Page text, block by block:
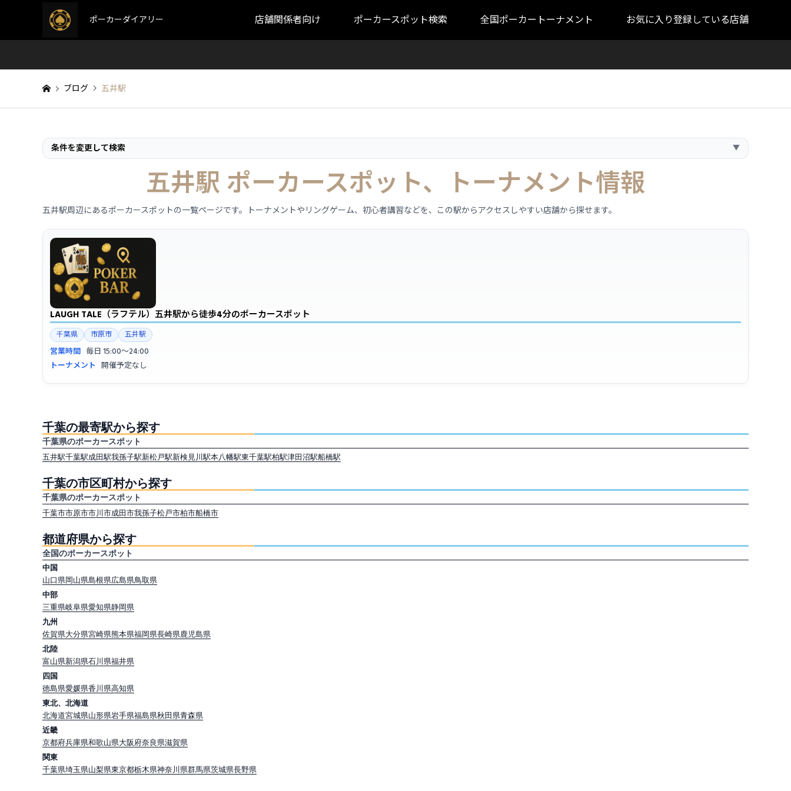
ポーカーダイアリー 店舗関係者向け ポーカースポット検索 全国ポーカートーナメント お気に入り登録している店舗
ブログ 五井駅
条件を変更して検索 ▼
五井駅 ポーカースポット、トーナメント情報
五井駅周辺にあるポーカースポットの一覧ページです。トーナメントやリングゲーム、初心者講習などを、この駅からアクセスしやすい店舗から探せます。
LAUGH TALE（ラフテル）五井駅から徒歩4分のポーカースポット
千葉県 市原市 五井駅
営業時間 毎日 15:00〜24:00
トーナメント 開催予定なし
千葉の最寄駅から探す
千葉県のポーカースポット
五井駅千葉駅成田駅我孫子駅新松戸駅新検見川駅本八幡駅東千葉駅柏駅津田沼駅船橋駅
千葉の市区町村から探す
千葉県のポーカースポット
千葉市市原市市川市成田市我孫子松戸市柏市船橋市
都道府県から探す
全国のポーカースポット
中国
山口県岡山県島根県広島県鳥取県
中部
三重県岐阜県愛知県静岡県
九州
佐賀県大分県宮崎県熊本県福岡県長崎県鹿児島県
北陸
富山県新潟県石川県福井県
四国
徳島県愛媛県香川県高知県
東北、北海道
北海道宮城県山形県岩手県福島県秋田県青森県
近畿
京都府兵庫県和歌山県大阪府奈良県滋賀県
関東
千葉県埼玉県山梨県東京都栃木県神奈川県群馬県茨城県長野県